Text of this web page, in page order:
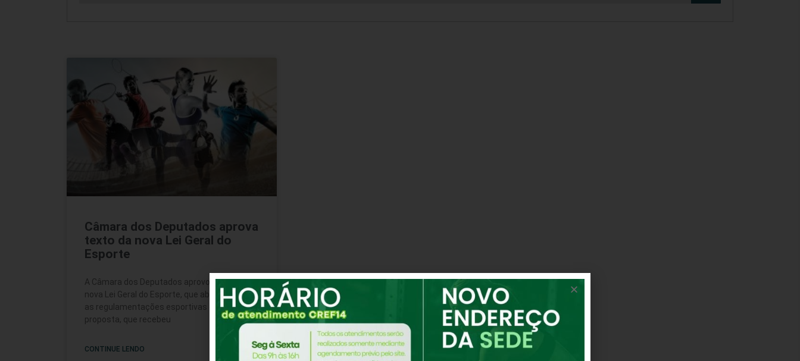
Câmara dos Deputados aprova
texto da nova Lei Geral do
Esporte
A Câmara dos Deputados aprovou o texto da
nova Lei Geral do Esporte, que abrange todas
as regulamentações esportivas do Brasil. A
proposta, que recebeu
CONTINUE LENDO